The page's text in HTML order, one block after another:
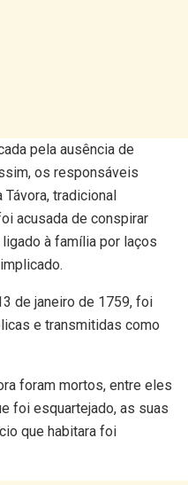
pela ausência de
os responsáveis
tradicional
acusada de conspirar
à família por laços
de janeiro de 1759, foi
e transmitidas como
foram mortos, entre eles
foi esquartejado, as suas
que habitara foi